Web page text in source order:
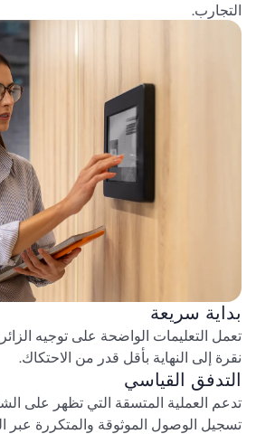
التجارب.
بداية سريعة
تعمل التعليمات الواضحة على توجيه
نقرة إلى النهاية بأقل قدر من الاحتكاك.
التدفق القياسي
تدعم العملية المتسقة التي تظهر على
تسجيل الوصول الموثوقة والمتكررة عبر